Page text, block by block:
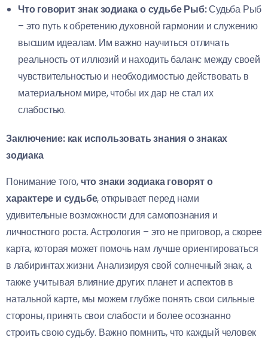
Что говорит знак зодиака о судьбе Рыб:Судьба Рыб
– это путь к обретению духовной гармонии и служению
высшим идеалам. Им важно научиться отличать
реальность от иллюзий и находить баланс между своей
чувствительностью и необходимостью действовать в
материальном мире, чтобы их дар не стал их
слабостью.
Заключение: как использовать знания о знаках
зодиака
Понимание того,что знаки зодиака говорят о
характере и судьбе, открывает перед нами
удивительные возможности для самопознания и
личностного роста. Астрология – это не приговор, а скорее
карта, которая может помочь нам лучше ориентироваться
в лабиринтах жизни. Анализируя свой солнечный знак, а
также учитывая влияние других планет и аспектов в
натальной карте, мы можем глубже понять свои сильные
стороны, принять свои слабости и более осознанно
строить свою судьбу. Важно помнить, что каждый человек